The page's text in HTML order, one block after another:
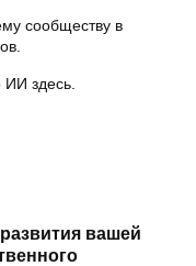
сообществу в
здесь.
вашей